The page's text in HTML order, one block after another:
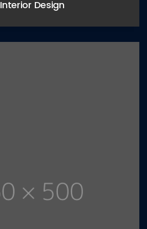
Interior Design